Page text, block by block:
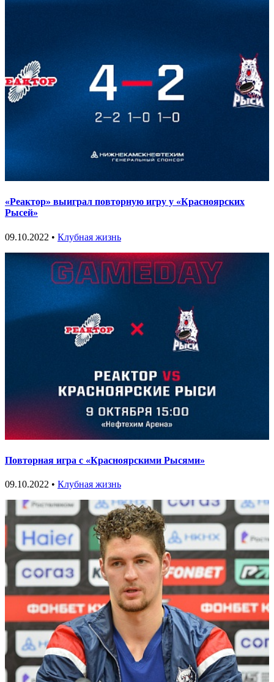
«Реактор» выиграл повторную игру у «Красноярских
Рысей»
09.10.2022 • Клубная жизнь
Повторная игра с «Красноярскими Рысями»
09.10.2022 • Клубная жизнь